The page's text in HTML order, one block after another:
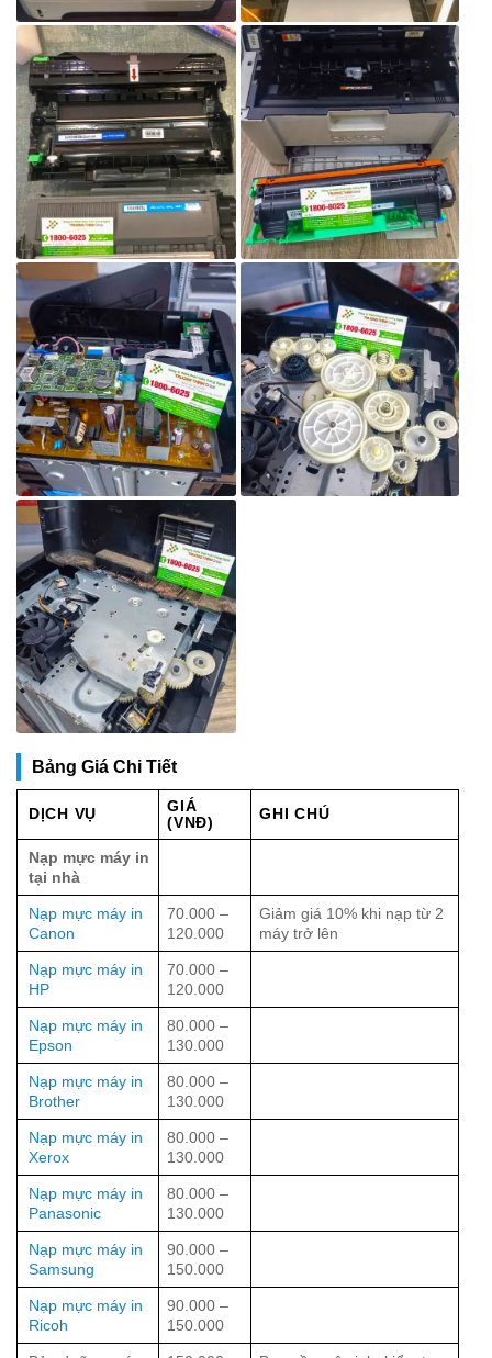
Bảng Giá Chi Tiết
DỊCH VỤ
GIÁ
(VNĐ)
GHI CHÚ
Nạp mực máy in
tại nhà
Nạp mực máy in
Canon
70.000 –
120.000
Giảm giá 10% khi nạp từ 2
máy trở lên
Nạp mực máy in
HP
70.000 –
120.000
Nạp mực máy in
Epson
80.000 –
130.000
Nạp mực máy in
Brother
80.000 –
130.000
Nạp mực máy in
Xerox
80.000 –
130.000
Nạp mực máy in
Panasonic
80.000 –
130.000
Nạp mực máy in
Samsung
90.000 –
150.000
Nạp mực máy in
Ricoh
90.000 –
150.000